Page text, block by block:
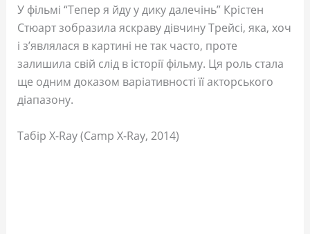
У фільмі “Тепер я йду у дику далечінь” Крістен
Стюарт зобразила яскраву дівчину Трейсі, яка, хоч
і з’являлася в картині не так часто, проте
залишила свій слід в історії фільму. Ця роль стала
ще одним доказом варіативності її акторського
діапазону.
Табір X-Ray (Camp X-Ray, 2014)